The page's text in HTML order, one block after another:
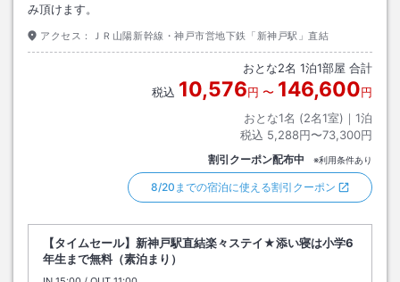
み頂けます。
アクセス： ＪＲ山陽新幹線・神戸市営地下鉄「新神戸駅」直結
おとな2名 1泊1部屋 合計
税込 10,576円 〜 146,600円
おとな1名 (2名1室)｜ 1泊
税込 5,288円〜73,300円
割引クーポン配布中 ※利用条件あり
8/20までの宿泊に使える割引クーポン
【タイムセール】新神戸駅直結楽々ステイ★添い寝は小学6
年生まで無料（素泊まり）